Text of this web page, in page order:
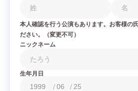
本人確認を行う公演もあります。お客様の
ださい。（変更不可）
ニックネーム
生年月日
/ /